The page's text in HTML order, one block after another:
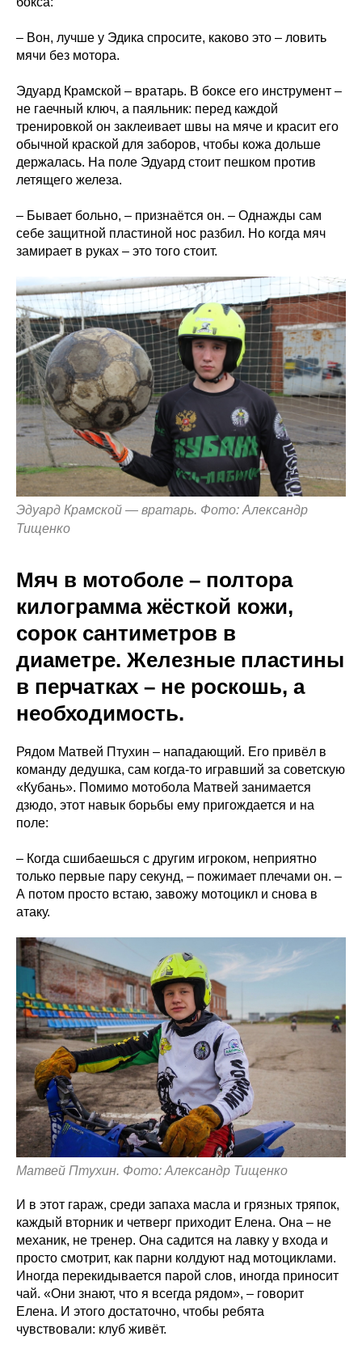
– Вон, лучше у Эдика спросите, каково это – ловить
мячи без мотора.
Эдуард Крамской – вратарь. В боксе его инструмент –
не гаечный ключ, а паяльник: перед каждой
тренировкой он заклеивает швы на мяче и красит его
обычной краской для заборов, чтобы кожа дольше
держалась. На поле Эдуард стоит пешком против
летящего железа.
– Бывает больно, – признаётся он. – Однажды сам
себе защитной пластиной нос разбил. Но когда мяч
замирает в руках – это того стоит.
Эдуард Крамской — вратарь. Фото: Александр
Тищенко
Мяч в мотоболе – полтора
килограмма жёсткой кожи,
сорок сантиметров в
диаметре. Железные пластины
в перчатках – не роскошь, а
необходимость.
Рядом Матвей Птухин – нападающий. Его привёл в
команду дедушка, сам когда-то игравший за советскую
«Кубань». Помимо мотобола Матвей занимается
дзюдо, этот навык борьбы ему пригождается и на
поле:
– Когда сшибаешься с другим игроком, неприятно
только первые пару секунд, – пожимает плечами он. –
А потом просто встаю, завожу мотоцикл и снова в
атаку.
Матвей Птухин. Фото: Александр Тищенко
И в этот гараж, среди запаха масла и грязных тряпок,
каждый вторник и четверг приходит Елена. Она – не
механик, не тренер. Она садится на лавку у входа и
просто смотрит, как парни колдуют над мотоциклами.
Иногда перекидывается парой слов, иногда приносит
чай. «Они знают, что я всегда рядом», – говорит
Елена. И этого достаточно, чтобы ребята
чувствовали: клуб живёт.